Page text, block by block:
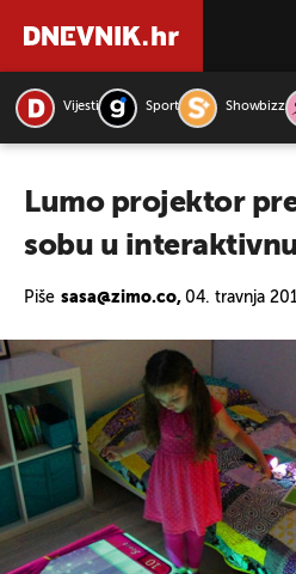
Vijesti Sport Showbizz
Lumo projektor
sobu u
Piše sasa@zimo.co, 04. travnja
PRETRAŽITE VIJESTI